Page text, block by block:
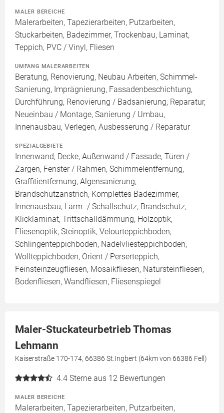
MALER BEREICHE
Malerarbeiten, Tapezierarbeiten, Putzarbeiten,
Stuckarbeiten, Badezimmer, Trockenbau, Laminat,
Teppich, PVC / Vinyl, Fliesen
UMFANG MALERARBEITEN
Beratung, Renovierung, Neubau Arbeiten, Schimmel-
Sanierung, Imprägnierung, Fassadenbeschichtung,
Durchführung, Renovierung / Badsanierung, Reparatur,
Neueinbau / Montage, Sanierung / Umbau,
Innenausbau, Verlegen, Ausbesserung / Reparatur
SPEZIALGEBIETE
Innenwand, Decke, Außenwand / Fassade, Türen /
Zargen, Fenster / Rahmen, Schimmelentfernung,
Graffitientfernung, Algensanierung,
Brandschutzanstrich, Komplettes Badezimmer,
Innenausbau, Lärm- / Schallschutz, Brandschutz,
Klicklaminat, Trittschalldämmung, Holzoptik,
Fliesenoptik, Steinoptik, Velourteppichboden,
Schlingenteppichboden, Nadelvliesteppichboden,
Wollteppichboden, Orient / Perserteppich,
Feinsteinzeugfliesen, Mosaikfliesen, Natursteinfliesen,
Bodenfliesen, Wandfliesen, Fliesenspiegel
Maler-Stuckateurbetrieb Thomas
Lehmann
Kaiserstraße 170-174, 66386 St.Ingbert (64km von 66386 Fell)
4.4 Sterne aus 12 Bewertungen
MALER BEREICHE
Malerarbeiten, Tapezierarbeiten, Putzarbeiten,